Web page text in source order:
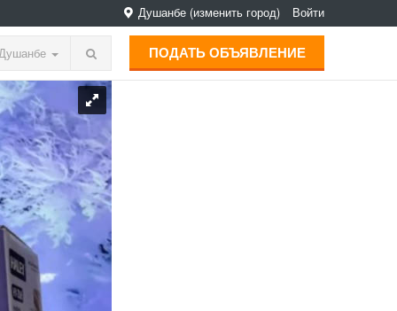
Душанбе (изменить город) Войти
ПОДАТЬ ОБЪЯВЛЕНИЕ